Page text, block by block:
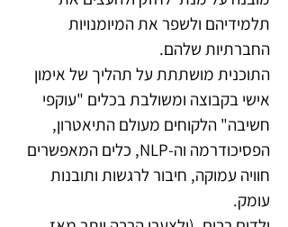
תלמידיהם ולשפר את המיומנויות
החברתיות שלהם.
התוכנית מושתתת על תהליך של אימון
אישי בקבוצה ומשולבת בכלים "עוקפי
חשיבה" הלקוחים מעולם התיאטרון,
הפסיכודרמה וה-NLP, כלים המאפשרים
חוויה עמוקה, חיבור לרגשות ותובנות
עומק.